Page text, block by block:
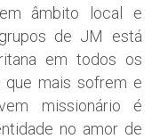
âmbito local e
de JM está
em todos os
que mais sofrem e
missionário é
no amor de